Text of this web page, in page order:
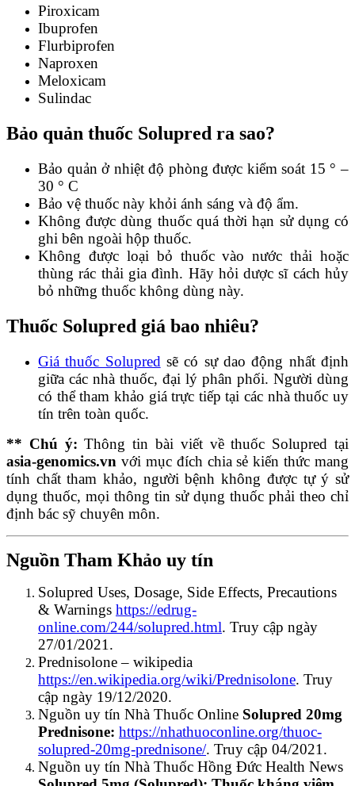
Piroxicam
Ibuprofen
Flurbiprofen
Naproxen
Meloxicam
Sulindac
Bảo quản thuốc Solupred ra sao?
Bảo quản ở nhiệt độ phòng được kiểm soát 15 ° –
30 ° C
Bảo vệ thuốc này khỏi ánh sáng và độ ẩm.
Không được dùng thuốc quá thời hạn sử dụng có
ghi bên ngoài hộp thuốc.
Không được loại bỏ thuốc vào nước thải hoặc
thùng rác thải gia đình. Hãy hỏi dược sĩ cách hủy
bỏ những thuốc không dùng này.
Thuốc Solupred giá bao nhiêu?
Giá thuốc Solupred sẽ có sự dao động nhất định
giữa các nhà thuốc, đại lý phân phối. Người dùng
có thể tham khảo giá trực tiếp tại các nhà thuốc uy
tín trên toàn quốc.
** Chú ý: Thông tin bài viết về thuốc Solupred tại
asia-genomics.vn với mục đích chia sẻ kiến thức mang
tính chất tham khảo, người bệnh không được tự ý sử
dụng thuốc, mọi thông tin sử dụng thuốc phải theo chỉ
định bác sỹ chuyên môn.
Nguồn Tham Khảo uy tín
Solupred Uses, Dosage, Side Effects, Precautions
& Warnings https://edrug-
online.com/244/solupred.html. Truy cập ngày
27/01/2021.
Prednisolone – wikipedia
https://en.wikipedia.org/wiki/Prednisolone. Truy
cập ngày 19/12/2020.
Nguồn uy tín Nhà Thuốc Online Solupred 20mg
Prednisone: https://nhathuoconline.org/thuoc-
solupred-20mg-prednisone/. Truy cập 04/2021.
Nguồn uy tín Nhà Thuốc Hồng Đức Health News